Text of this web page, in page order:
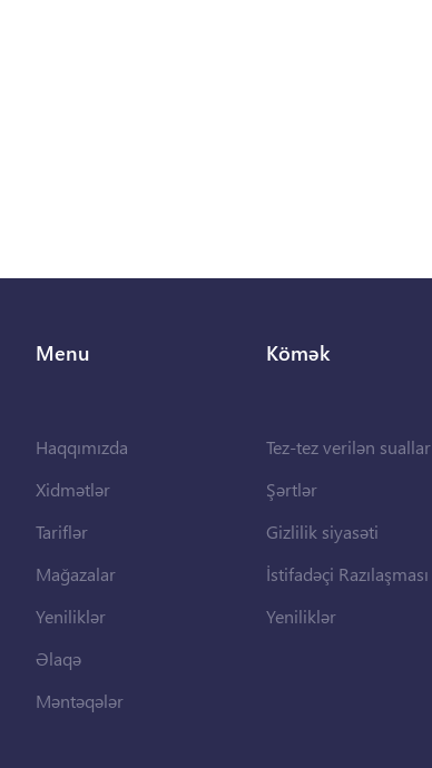
Menu
Haqqımızda
Xidmətlər
Tariflər
Mağazalar
Yeniliklər
Əlaqə
Məntəqələr
Kömək
Tez-tez verilən suallar
Şərtlər
Gizlilik siyasəti
İstifadəçi Razılaşması
Yeniliklər